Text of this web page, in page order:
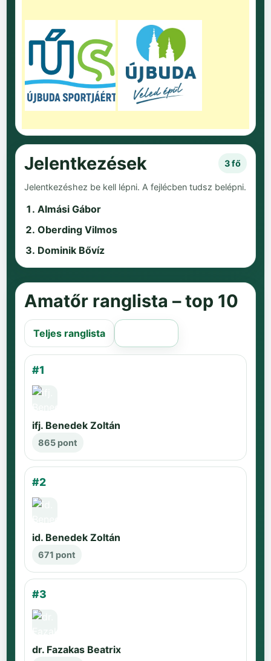
Jelentkezések 3 fő
Jelentkezéshez be kell lépni. A fejlécben tudsz belépni.
Almási Gábor
Oberding Vilmos
Dominik Bővíz
Amatőr ranglista – top 10
Teljes ranglista
#1
ifj. Benedek Zoltán
865 pont
#2
id. Benedek Zoltán
671 pont
#3
dr. Fazakas Beatrix